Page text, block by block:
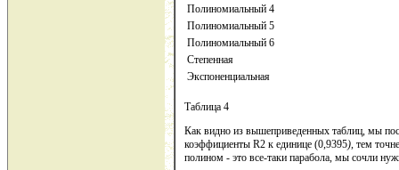
Полиномиальный 4
Полиномиальный 5
Полиномиальный 6
Степенная
Экспоненциальная
Таблица 4
Как видно из вышеприведенных таблиц, мы
коэффициенты R2 к единице (0,9395), тем
полином - это все-таки парабола, мы сочли